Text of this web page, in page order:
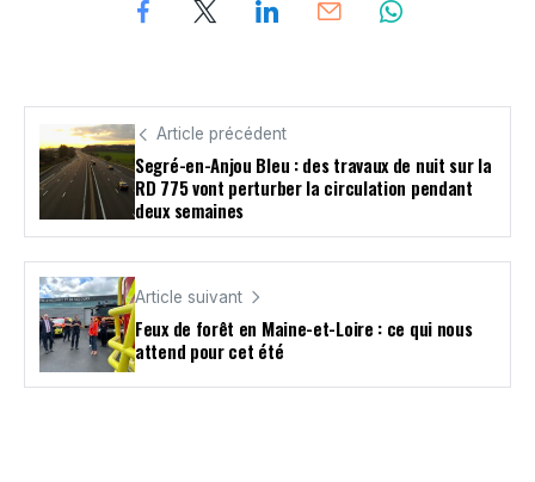
Article précédent
Segré-en-Anjou Bleu : des travaux de nuit sur la
RD 775 vont perturber la circulation pendant
deux semaines
Article suivant
Feux de forêt en Maine-et-Loire : ce qui nous
attend pour cet été